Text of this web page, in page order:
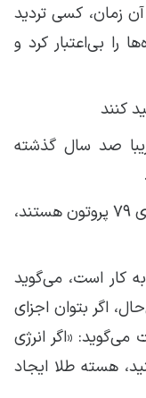
زمان، کسی تردید
بی‌اعتبار کرد و
صد سال گذشته
امروزه می‌دانیم هویت یک عنصر توسط تعداد پروتون‌های موجود در هسته آن تعیین می‌شود. اتم‌های طلا، دارای ۷۹ پروتون هستند،
کار است، می‌گوید
اگر بتوان اجزای
«اگر انرژی
هسته طلا ایجاد